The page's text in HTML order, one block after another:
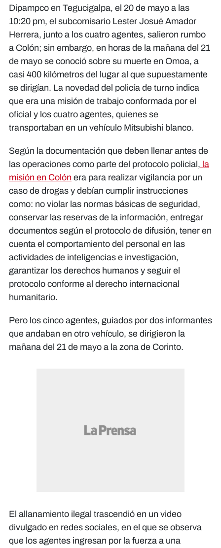
Dipampco en Tegucigalpa, el 20 de mayo a las
10:20 pm, el subcomisario Lester Josué Amador
Herrera, junto a los cuatro agentes, salieron rumbo
a Colón; sin embargo, en horas de la mañana del 21
de mayo se conoció sobre su muerte en Omoa, a
casi 400 kilómetros del lugar al que supuestamente
se dirigían. La novedad del policía de turno indica
que era una misión de trabajo conformada por el
oficial y los cuatro agentes, quienes se
transportaban en un vehículo Mitsubishi blanco.
Según la documentación que deben llenar antes de
las operaciones como parte del protocolo policial, la
misión en Colón era para realizar vigilancia por un
caso de drogas y debían cumplir instrucciones
como: no violar las normas básicas de seguridad,
conservar las reservas de la información, entregar
documentos según el protocolo de difusión, tener en
cuenta el comportamiento del personal en las
actividades de inteligencias e investigación,
garantizar los derechos humanos y seguir el
protocolo conforme al derecho internacional
humanitario.
Pero los cinco agentes, guiados por dos informantes
que andaban en otro vehículo, se dirigieron la
mañana del 21 de mayo a la zona de Corinto.
El allanamiento ilegal trascendió en un video
divulgado en redes sociales, en el que se observa
que los agentes ingresan por la fuerza a una